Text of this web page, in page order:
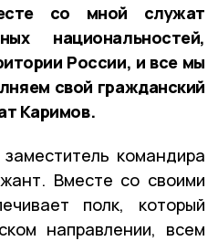
со мной служат
национальностей,
России, и все мы
свой гражданский
Каримов.
командира
Вместе со своими
полк, который
направлении, всем